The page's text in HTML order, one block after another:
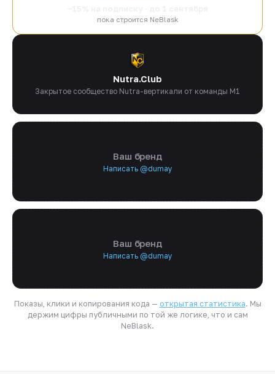
пока строится NeBlask
Nutra.Club
Закрытое сообщество Nutra-вертикали от команды M1
Ваш бренд
Написать @dumay
Ваш бренд
Написать @dumay
Показы, клики и копирования кода — открытая статистика. Мы
держим цифры публичными по той же логике, что и сам
NeBlask.